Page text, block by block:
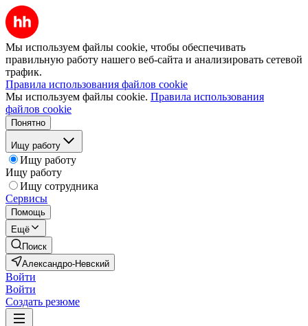
Мы используем файлы cookie, чтобы обеспечивать
правильную работу нашего веб-сайта и анализировать сетевой
трафик.
Правила использования файлов cookie
Мы используем файлы cookie. Правила использования
файлов cookie
Понятно
Ищу работу
Ищу работу
Ищу работу
Ищу сотрудника
Сервисы
Помощь
Ещё
Поиск
Александро-Невский
Войти
Войти
Создать резюме